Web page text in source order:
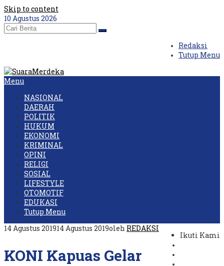
Skip to content
10 Agustus 2026
Redaksi
Tutup Menu
Menu
NASIONAL
DAERAH
POLITIK
HUKUM
EKONOMI
KRIMINAL
OPINI
RELIGI
SOSIAL
LIFESTYLE
OTOMOTIF
EDUKASI
Tutup Menu
Ikuti Kami
14 Agustus 201914 Agustus 2019oleh REDAKSI
KONI Kapuas Gelar